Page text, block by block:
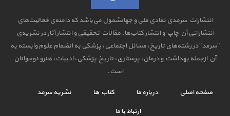
انتشارات سرمدی نمادی ملی و جهانشمول می‌باشد که دامنه‌ی فعالیت‌های
انتشاراتی آن چاپ و انتشار کتاب‌ها، مقالات تحقیقی و انتشار آثار در نشریه‌ی
"سرمد" در رشته‌های تاریخ، مسائل اجتماعی، پزشکی به انضمام علوم وابسته به
آن ازجمله بهداشت و درمان، پرستاری، تاریخ پزشکی، ادبیات، هنرو نوجوانان
است.
صفحه اصلی درباره ما کتاب ها
نشریه سرمد
ارتباط با ما